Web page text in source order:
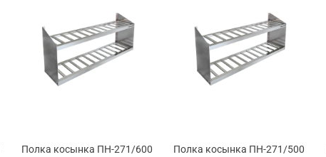
Полка косынка ПН-271/600 Полка косынка ПН-271/500